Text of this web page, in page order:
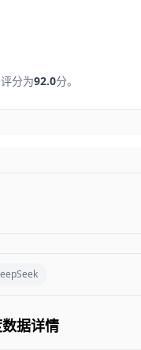
分为92.0分。
据详情